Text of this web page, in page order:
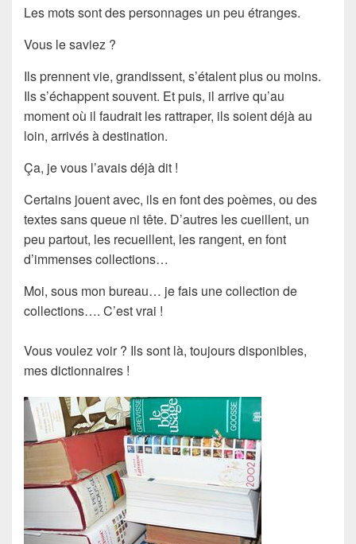
Les motssont des personnages un peu étranges.
Vous le saviez ?
Ils prennent vie, grandissent, s’étalent plus ou moins.
Ils s’échappent souvent. Et puis, il arrive qu’au
moment où il faudrait les rattraper, ils soient déjà au
loin, arrivés à destination.
Ça, je vous l’avais déjà dit !
Certains jouent avec, ils en font des poèmes, ou des
textes sans queue ni tête. D’autres les cueillent, un
peu partout, les recueillent, les rangent, en font
d’immenses collections…
Moi, sous mon bureau… je fais une collection de
collections…. C’est vrai !
Vous voulez voir ? Ils sont là, toujours disponibles,
mesdictionnaires !